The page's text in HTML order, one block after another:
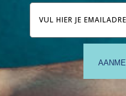
E-
mailadres